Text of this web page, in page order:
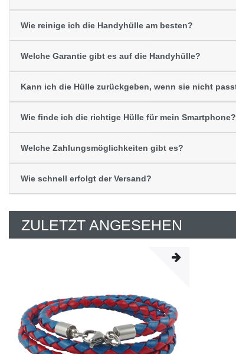
Wie reinige ich die Handyhülle am besten?
Welche Garantie gibt es auf die Handyhülle?
Kann ich die Hülle zurückgeben, wenn sie nicht
Wie finde ich die richtige Hülle für mein Smartphone?
Welche Zahlungsmöglichkeiten gibt es?
Wie schnell erfolgt der Versand?
ZULETZT ANGESEHEN